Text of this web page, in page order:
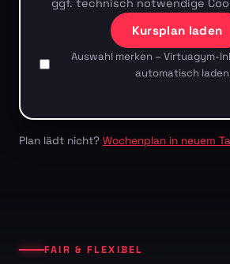
ggf. technisch notwendige
Kursplan laden
Auswahl merken – Virtuagym-
automatisch laden
Plan lädt nicht? Wochenplan in neuem
FAIR & FLEXIBEL